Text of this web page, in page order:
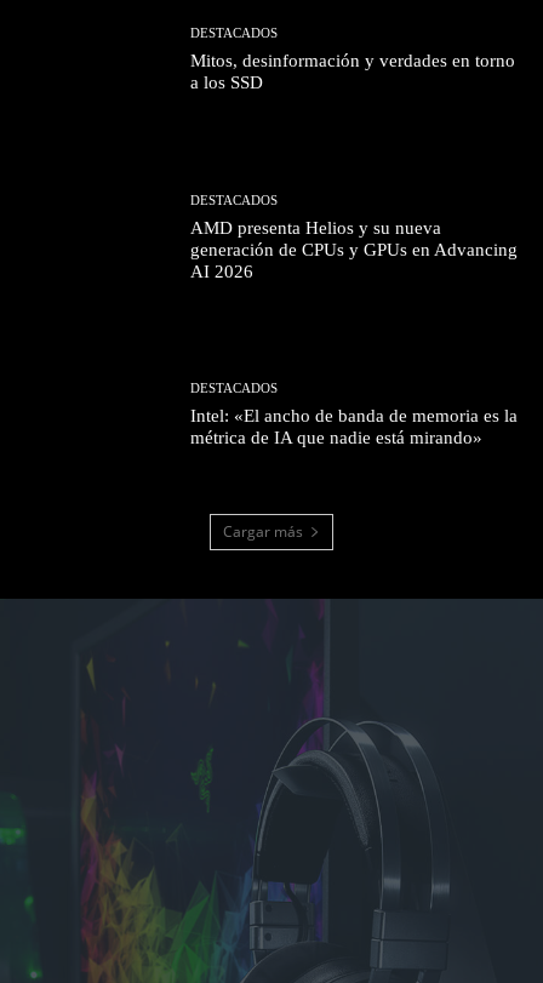
DESTACADOS
Mitos, desinformación y verdades en torno
a los SSD
DESTACADOS
AMD presenta Helios y su nueva
generación de CPUs y GPUs en Advancing
AI 2026
DESTACADOS
Intel: «El ancho de banda de memoria es la
métrica de IA que nadie está mirando»
Cargar más